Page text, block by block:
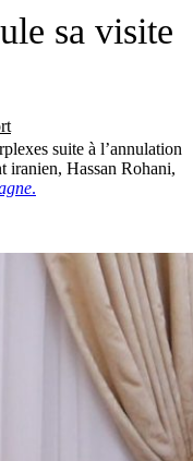
sa visite
suite à l’annulation
iranien, Hassan Rohani,
.